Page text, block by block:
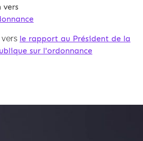
vers
vers le rapport au Président de la
sur l'ordonnance